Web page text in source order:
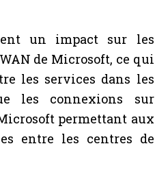
un impact sur les
de Microsoft, ce qui
les services dans les
les connexions sur
permettant aux
entre les centres de